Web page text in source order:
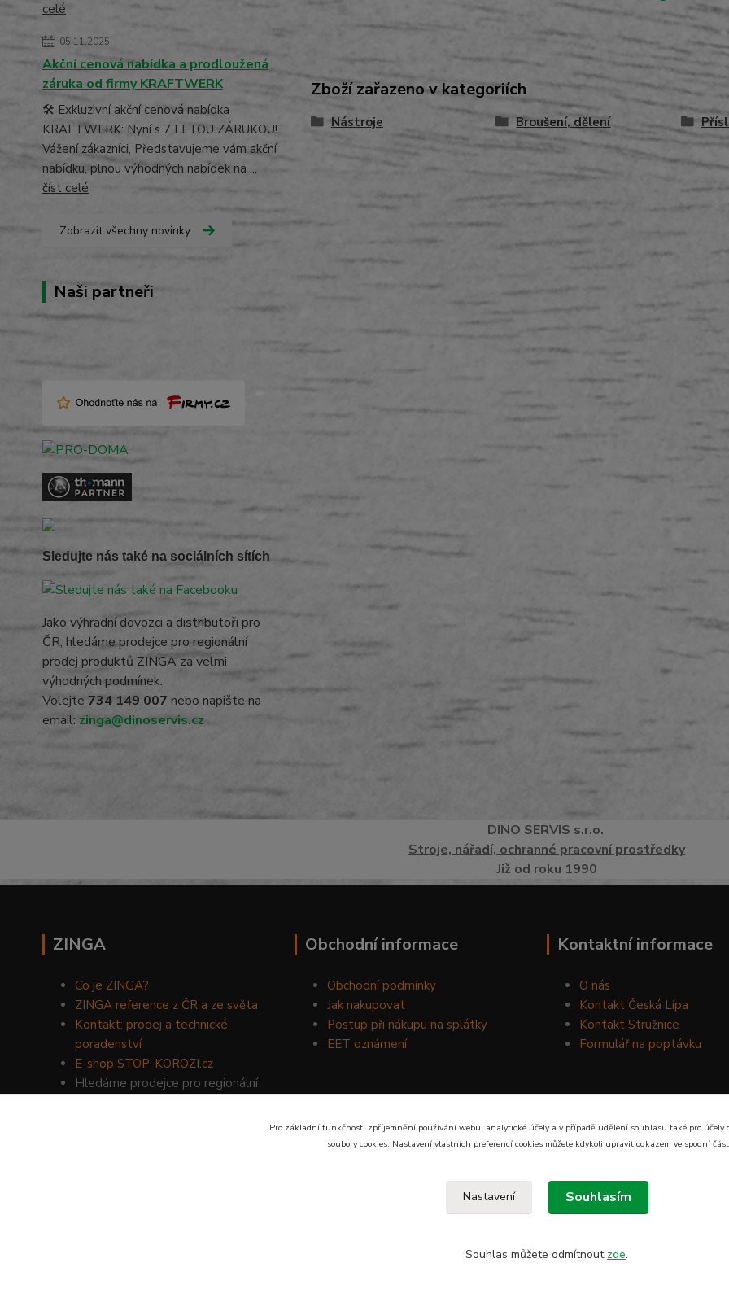
celé
05.11.2025
Akční cenová nabídka a prodloužená
záruka od firmy KRAFTWERK
🛠️ Exkluzivní akční cenová nabídka
KRAFTWERK: Nyní s 7 LETOU ZÁRUKOU!
Vážení zákazníci, Představujeme vám akční
nabídku, plnou výhodných nabídek na ...
číst celé
Zobrazit všechny novinky
Naši partneři
Sledujte nás také na sociálních sítích
Jako výhradní dovozci a distributoři pro
ČR, hledáme prodejce pro regionální
prodej produktů ZINGA za velmi
výhodných podmínek.
Volejte 734 149 007 nebo napište na
email: zinga@dinoservis.cz
Zboží zařazeno v kategoriích
Nástroje Broušení, dělení
DINO SERVIS s.r.o.
Stroje, nářadí, ochranné pracovní prostředky
Již od roku 1990
ZINGA
Co je ZINGA?
ZINGA reference z ČR a ze světa
Kontakt: prodej a technické
poradenství
E-shop STOP-KOROZI.cz
Hledáme prodejce pro regionální
Obchodní informace
Obchodní podmínky
Jak nakupovat
Postup při nákupu na splátky
EET oznámení
Kontaktní informace
O nás
Kontakt Česká Lípa
Kontakt Stružnice
Formulář na poptávku
Pro základní funkčnost, zpříjemnění používání webu, analytické účely a v případě udělení souhlasu také pro účely
soubory cookies. Nastavení vlastních preferencí cookies můžete kdykoli upravit odkazem ve spodní
Nastavení Souhlasím
Souhlas můžete odmítnout zde.